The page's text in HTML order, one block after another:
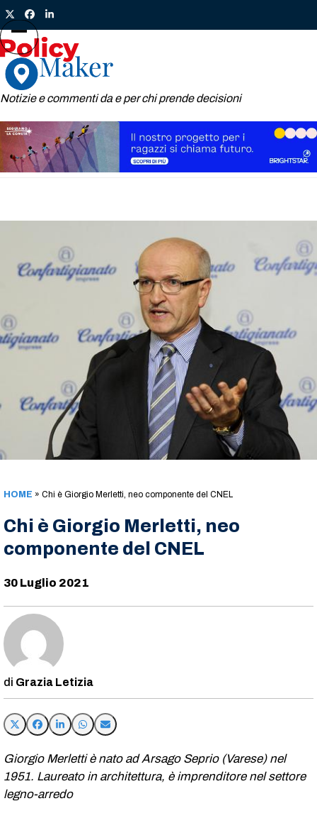
Skip
to
content
TwitterFacebook
LinkedIn
Notizie e commenti da e per chi prende decisioni
Open
mobile
menu
Close
mobile
menu
HOME » Chi è Giorgio Merletti, neo componente del CNEL
Chi è Giorgio Merletti, neo
componente del CNEL
30 Luglio 2021
Grazia Letizia
Giorgio Merletti è nato ad Arsago Seprio (Varese) nel
1951. Laureato in architettura, è imprenditore nel settore
legno-arredo